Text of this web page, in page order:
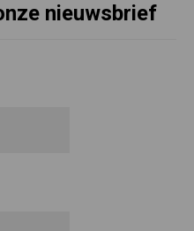
nieuwsbrief